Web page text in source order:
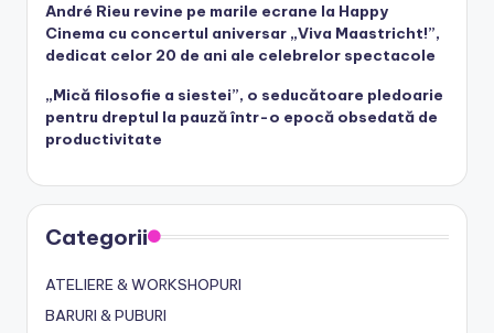
André Rieu revine pe marile ecrane la Happy
Cinema cu concertul aniversar „Viva Maastricht!”,
dedicat celor 20 de ani ale celebrelor spectacole
„Mică filosofie a siestei”, o seducătoare pledoarie
pentru dreptul la pauză într-o epocă obsedată de
productivitate
Categorii
ATELIERE & WORKSHOPURI
BARURI & PUBURI